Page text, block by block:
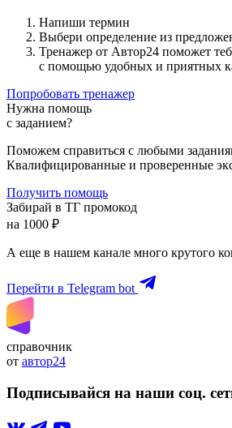
Напиши термин
Выбери определение из
Тренажер от Автор24 поможет
с помощью удобных и приятных
Попробовать тренажер
Нужна помощь
с заданием?
Поможем справиться с любыми
Квалифицированные и проверенные
Получить помощь
Забирай в ТГ промокод
на 1000 ₽
А еще в нашем канале много крутого
Перейти в Telegram bot
справочник
от автор24
Подписывайся на наши соц.